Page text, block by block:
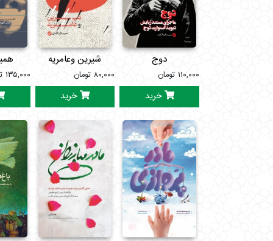
دوج
۱۱۰,۰۰۰ تومان
خرید
شیرین وعامریه
۸۰,۰۰۰ تومان
خرید
۱۳۵,۰۰۰